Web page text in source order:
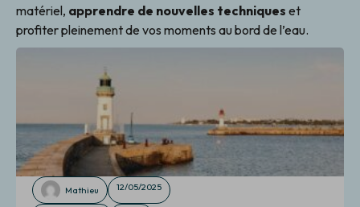
matériel, apprendre de nouvelles techniques et
profiter pleinement de vos moments au bord de l’eau.
Mathieu 12/05/2025